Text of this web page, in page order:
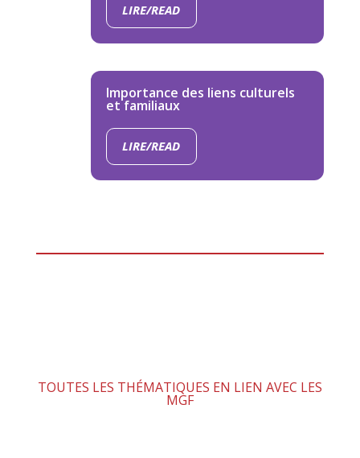
LIRE/READ
Importance des liens culturels
et familiaux
LIRE/READ
TOUTES LES THÉMATIQUES EN LIEN AVEC LES
MGF